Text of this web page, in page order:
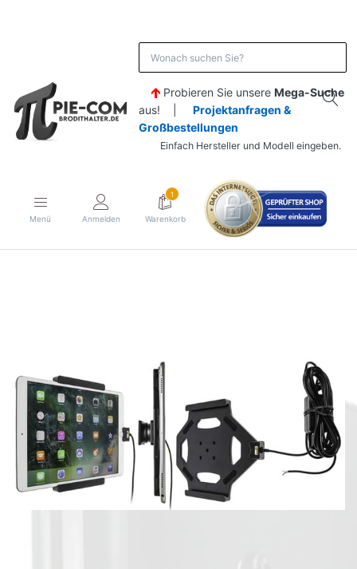
Probieren Sie unsere Mega-Suche
aus! | Projektanfragen &
Großbestellungen
Einfach Hersteller und Modell eingeben.
Menü Anmelden
1
Warenkorb